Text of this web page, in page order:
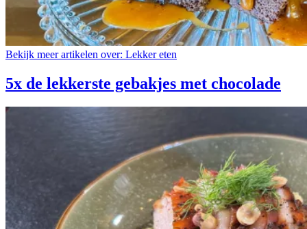
Bekijk meer artikelen over: Lekker eten
5x de lekkerste gebakjes met chocolade